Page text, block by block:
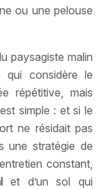
ou une pelouse
paysagiste malin
qui considère le
répétitive, mais
simple : et si le
ne résidait pas
une stratégie de
constant,
et d’un sol qui